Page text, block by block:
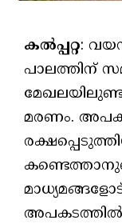
കൽപ്പറ്റ:
പാലത്തിന്
മരണം.
അപകടത്തിൽ